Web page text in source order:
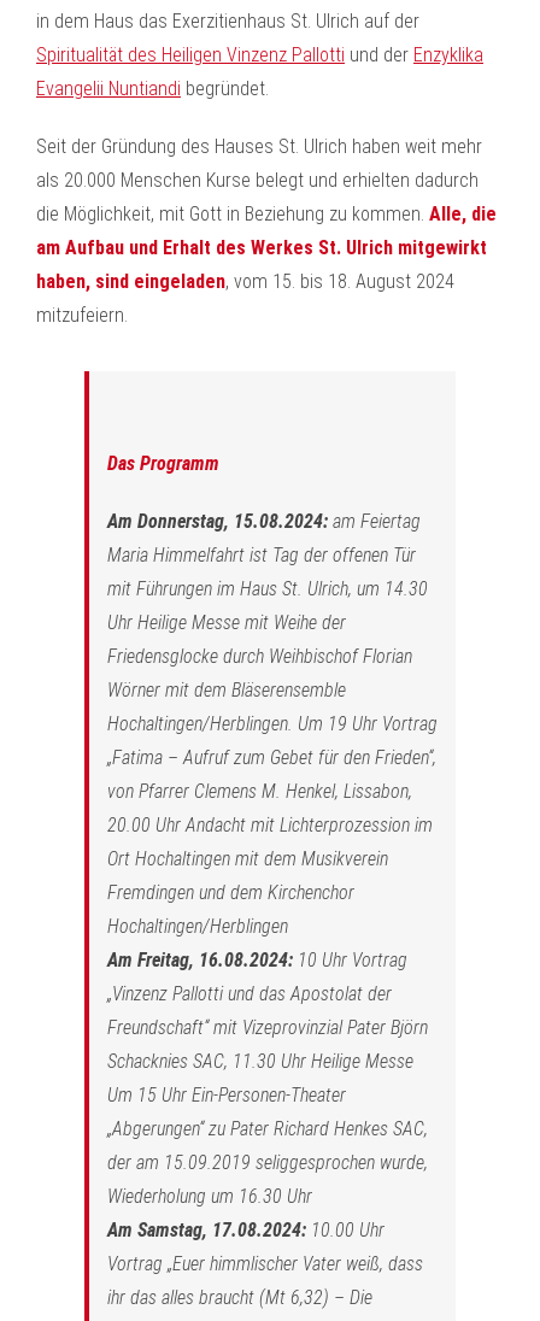
in dem Haus das Exerzitienhaus St. Ulrich auf der
Spiritualität des Heiligen Vinzenz Pallotti und der Enzyklika
Evangelii Nuntiandi begründet.
Seit der Gründung des Hauses St. Ulrich haben weit mehr
als 20.000 Menschen Kurse belegt und erhielten dadurch
die Möglichkeit, mit Gott in Beziehung zu kommen. Alle, die
am Aufbau und Erhalt des Werkes St. Ulrich mitgewirkt
haben, sind eingeladen, vom 15. bis 18. August 2024
mitzufeiern.
Das Programm
Am Donnerstag, 15.08.2024: am Feiertag
Maria Himmelfahrt ist Tag der offenen Tür
mit Führungen im Haus St. Ulrich, um 14.30
Uhr Heilige Messe mit Weihe der
Friedensglocke durch Weihbischof Florian
Wörner mit dem Bläserensemble
Hochaltingen/Herblingen. Um 19 Uhr Vortrag
„Fatima – Aufruf zum Gebet für den Frieden“,
von Pfarrer Clemens M. Henkel, Lissabon,
20.00 Uhr Andacht mit Lichterprozession im
Ort Hochaltingen mit dem Musikverein
Fremdingen und dem Kirchenchor
Hochaltingen/Herblingen
Am Freitag, 16.08.2024: 10 Uhr Vortrag
„Vinzenz Pallotti und das Apostolat der
Freundschaft“ mit Vizeprovinzial Pater Björn
Schacknies SAC, 11.30 Uhr Heilige Messe
Um 15 Uhr Ein-Personen-Theater
„Abgerungen“ zu Pater Richard Henkes SAC,
der am 15.09.2019 seliggesprochen wurde,
Wiederholung um 16.30 Uhr
Am Samstag, 17.08.2024: 10.00 Uhr
Vortrag „Euer himmlischer Vater weiß, dass
ihr das alles braucht (Mt 6,32) – Die